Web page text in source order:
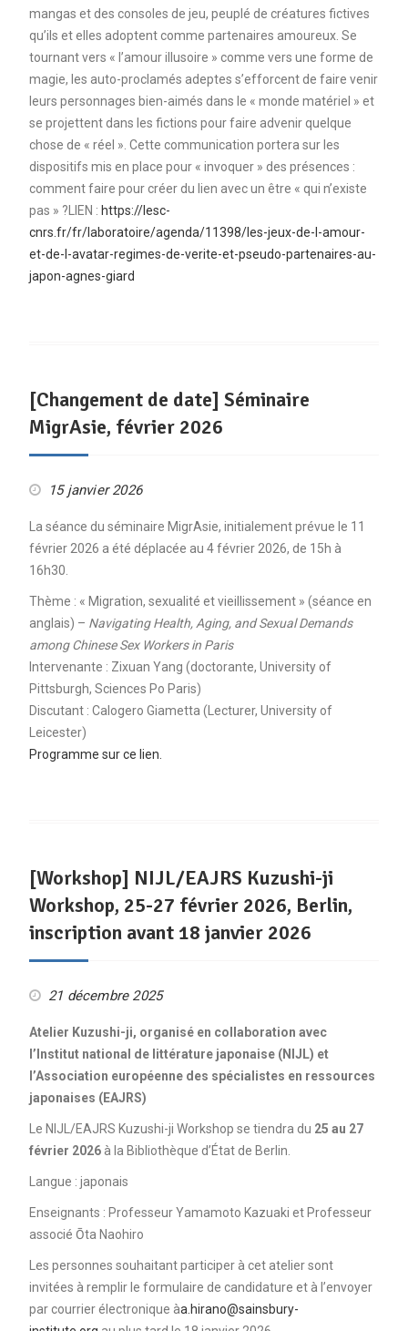
mangas et des consoles de jeu, peuplé de créatures fictives
qu’ils et elles adoptent comme partenaires amoureux. Se
tournant vers « l’amour illusoire » comme vers une forme de
magie, les auto-proclamés adeptes s’efforcent de faire venir
leurs personnages bien-aimés dans le « monde matériel » et
se projettent dans les fictions pour faire advenir quelque
chose de « réel ». Cette communication portera sur les
dispositifs mis en place pour « invoquer » des présences :
comment faire pour créer du lien avec un être « qui n’existe
pas » ?LIEN : https://lesc-
cnrs.fr/fr/laboratoire/agenda/11398/les-jeux-de-l-amour-
et-de-l-avatar-regimes-de-verite-et-pseudo-partenaires-au-
japon-agnes-giard
[Changement de date] Séminaire
MigrAsie, février 2026
15 janvier 2026
La séance du séminaire MigrAsie, initialement prévue le 11
février 2026 a été déplacée au 4 février 2026, de 15h à
16h30.
Thème : « Migration, sexualité et vieillissement » (séance en
anglais) – Navigating Health, Aging, and Sexual Demands
among Chinese Sex Workers in Paris
Intervenante : Zixuan Yang (doctorante, University of
Pittsburgh, Sciences Po Paris)
Discutant : Calogero Giametta (Lecturer, University of
Leicester)
Programme sur ce lien.
[Workshop] NIJL/EAJRS Kuzushi-ji
Workshop, 25-27 février 2026, Berlin,
inscription avant 18 janvier 2026
21 décembre 2025
Atelier Kuzushi-ji, organisé en collaboration avec
l’Institut national de littérature japonaise (NIJL) et
l’Association européenne des spécialistes en ressources
japonaises (EAJRS)
Le NIJL/EAJRS Kuzushi-ji Workshop se tiendra du 25 au 27
février 2026à la Bibliothèque d’État de Berlin.
Langue : japonais
Enseignants : Professeur Yamamoto Kazuaki et Professeur
associé Ōta Naohiro
Les personnes souhaitant participer à cet atelier sont
invitées à remplir le formulaire de candidature et à l’envoyer
par courrier électronique àa.hirano@sainsbury-